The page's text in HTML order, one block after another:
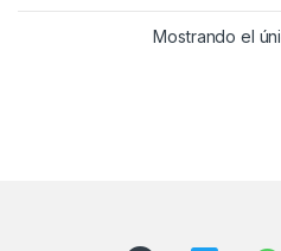
Mostrando el